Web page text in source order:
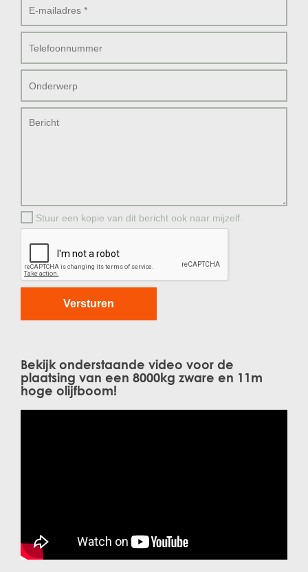
Stuur een kopie van dit bericht ook naar mijzelf.
Bekijk onderstaande video voor de
plaatsing van een 8000kg zware en 11m
hoge olijfboom!